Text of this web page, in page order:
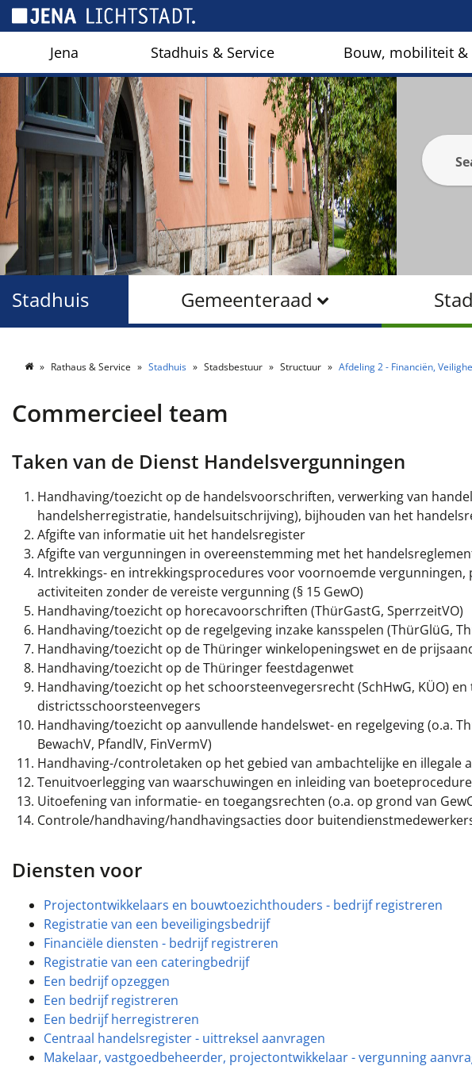
Jena Stadhuis & Service Bouw, mobiliteit
Gemeenteraad
Stadhuis
Rathaus & Service Stadhuis Stadsbestuur Structuur Afdeling 2 - Financiën,
Commercieel team
Taken van de Dienst Handelsvergunningen
Handhaving/toezicht op de handelsvoorschriften, verwerking van
handelsherregistratie, handelsuitschrijving), bijhouden van het
Afgifte van informatie uit het handelsregister
Afgifte van vergunningen in overeenstemming met het handelsreglement
Intrekkings- en intrekkingsprocedures voor voornoemde
activiteiten zonder de vereiste vergunning (§ 15 GewO)
Handhaving/toezicht op horecavoorschriften (ThürGastG, SperrzeitVO)
Handhaving/toezicht op de regelgeving inzake kansspelen (ThürGlüG,
Handhaving/toezicht op de Thüringer winkelopeningswet en de
Handhaving/toezicht op de Thüringer feestdagenwet
Handhaving/toezicht op het schoorsteenvegersrecht (SchHwG, KÜO)
districtsschoorsteenvegers
Handhaving/toezicht op aanvullende handelswet- en regelgeving (o.a.
BewachV, PfandlV, FinVermV)
Handhaving-/controletaken op het gebied van ambachtelijke en illegale
Tenuitvoerlegging van waarschuwingen en inleiding van
Uitoefening van informatie- en toegangsrechten (o.a. op grond van
Controle/handhaving/handhavingsacties door
Diensten voor
Projectontwikkelaars en bouwtoezichthouders - bedrijf registreren
Registratie van een beveiligingsbedrijf
Financiële diensten - bedrijf registreren
Registratie van een cateringbedrijf
Een bedrijf opzeggen
Een bedrijf registreren
Een bedrijf herregistreren
Centraal handelsregister - uittreksel aanvragen
Makelaar, vastgoedbeheerder, projectontwikkelaar - vergunning
Cookies beheer paneel